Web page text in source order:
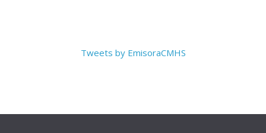
Tweets by EmisoraCMHS